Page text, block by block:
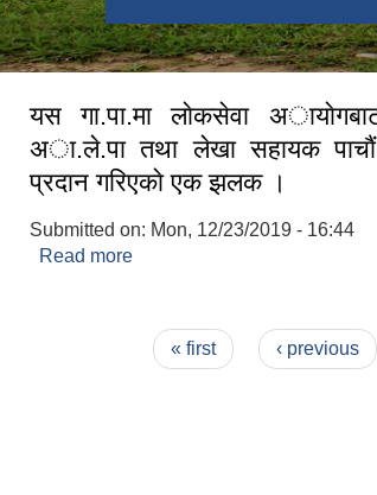
यस गा.पा.मा लाेकसेवा
अा.ले.पा तथा लेखा सहायक पाचाैं
प्रदान गरिएकाे एक झलक ।
Submitted on: Mon, 12/23/2019 - 16:44
Read more
« first ‹ previous